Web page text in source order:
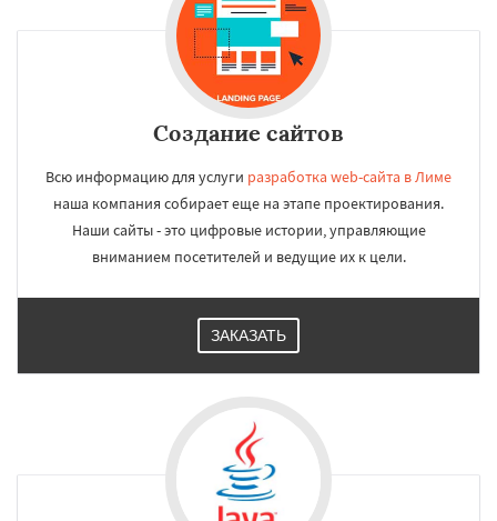
Создание сайтов
Всю информацию для услуги разработка web-сайта в Лиме
наша компания собирает еще на этапе проектирования.
Наши сайты - это цифровые истории, управляющие
вниманием посетителей и ведущие их к цели.
ЗАКАЗАТЬ